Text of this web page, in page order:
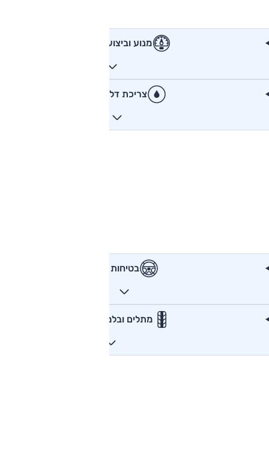
מנוע וביצועים
צריכת דלק
בטיחות
מתלים ובלמים